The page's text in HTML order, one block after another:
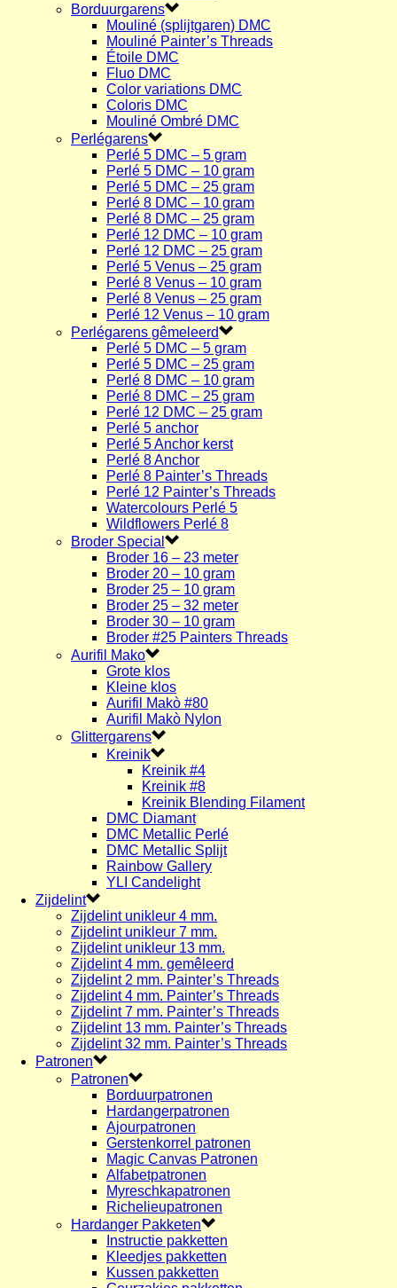
Borduurgarens
Mouliné (splijtgaren) DMC
Mouliné Painter’s Threads
Étoile DMC
Fluo DMC
Color variations DMC
Coloris DMC
Mouliné Ombré DMC
Perlégarens
Perlé 5 DMC – 5 gram
Perlé 5 DMC – 10 gram
Perlé 5 DMC – 25 gram
Perlé 8 DMC – 10 gram
Perlé 8 DMC – 25 gram
Perlé 12 DMC – 10 gram
Perlé 12 DMC – 25 gram
Perlé 5 Venus – 25 gram
Perlé 8 Venus – 10 gram
Perlé 8 Venus – 25 gram
Perlé 12 Venus – 10 gram
Perlégarens gêmeleerd
Perlé 5 DMC – 5 gram
Perlé 5 DMC – 25 gram
Perlé 8 DMC – 10 gram
Perlé 8 DMC – 25 gram
Perlé 12 DMC – 25 gram
Perlé 5 anchor
Perlé 5 Anchor kerst
Perlé 8 Anchor
Perlé 8 Painter’s Threads
Perlé 12 Painter’s Threads
Watercolours Perlé 5
Wildflowers Perlé 8
Broder Special
Broder 16 – 23 meter
Broder 20 – 10 gram
Broder 25 – 10 gram
Broder 25 – 32 meter
Broder 30 – 10 gram
Broder #25 Painters Threads
Aurifil Mako
Grote klos
Kleine klos
Aurifil Makò #80
Aurifil Makò Nylon
Glittergarens
Kreinik
Kreinik #4
Kreinik #8
Kreinik Blending Filament
DMC Diamant
DMC Metallic Perlé
DMC Metallic Splijt
Rainbow Gallery
YLI Candelight
Zijdelint
Zijdelint unikleur 4 mm.
Zijdelint unikleur 7 mm.
Zijdelint unikleur 13 mm.
Zijdelint 4 mm. gemêleerd
Zijdelint 2 mm. Painter’s Threads
Zijdelint 4 mm. Painter’s Threads
Zijdelint 7 mm. Painter’s Threads
Zijdelint 13 mm. Painter’s Threads
Zijdelint 32 mm. Painter’s Threads
Patronen
Patronen
Borduurpatronen
Hardangerpatronen
Ajourpatronen
Gerstenkorrel patronen
Magic Canvas Patronen
Alfabetpatronen
Myreschkapatronen
Richelieupatronen
Hardanger Pakketen
Instructie pakketten
Kleedjes pakketten
Kussen pakketten